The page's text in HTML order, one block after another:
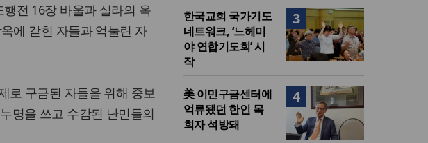
전 16장 바울과 실라의 옥
에 갇힌 자들과 억눌린 자
로 구금된 자들을 위해 중보
명을 쓰고 수감된 난민들의
3
한국교회 국가기도
네트워크, ‘느헤미
야 연합기도회’ 시
작
4
美 이민구금센터에
억류됐던 한인 목
회자 석방돼